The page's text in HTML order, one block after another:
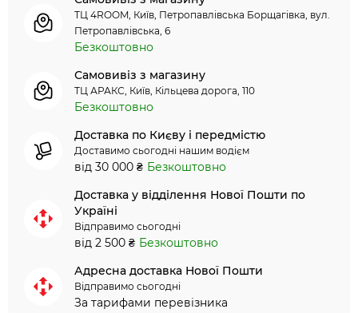
ТЦ 4ROOM, Київ, Петропавлівська Борщагівка, вул.
Петропавлівська, 6
Безкоштовно
Самовивіз з магазину
ТЦ АРАКС, Київ, Кільцева дорога, 110
Безкоштовно
Доставка по Києву і передмістю
Доставимо сьогодні нашим водієм
від 30 000 ₴ Безкоштовно
Доставка у відділення Нової Пошти по
Україні
Відправимо сьогодні
від 2 500 ₴ Безкоштовно
Адресна доставка Нової Пошти
Відправимо сьогодні
За тарифами перевізника